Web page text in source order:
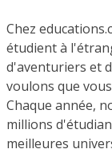
Chez
étudient à
d'aventuriers et
voulons que
Chaque année,
millions
meilleures